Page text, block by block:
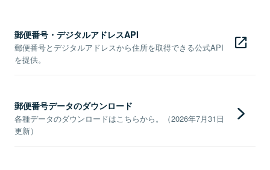
郵便番号・デジタルアドレスAPI
郵便番号とデジタルアドレスから住所を取得できる公式API
を提供。
郵便番号データのダウンロード
各種データのダウンロードはこちらから。（2026年7月31日
更新）